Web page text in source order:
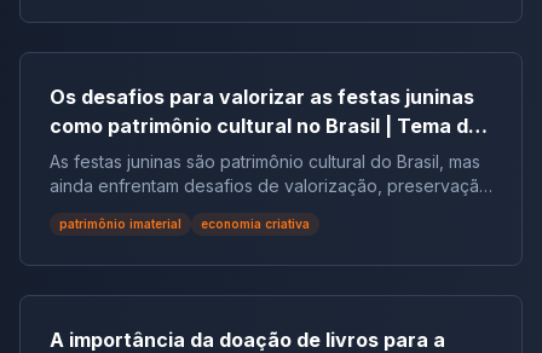
Os desafios para valorizar as festas juninas
como patrimônio cultural no Brasil | Tema de
redação
As festas juninas são patrimônio cultural do Brasil, mas
ainda enfrentam desafios de valorização, preservação
e reconhecimento social.
patrimônio imaterial economia criativa
A importância da doação de livros para a